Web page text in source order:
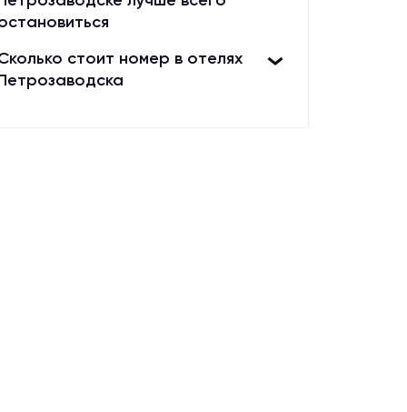
стоит номер в отелях